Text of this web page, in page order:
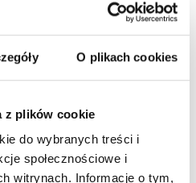
O plikach cookies
z plików cookie
do wybranych treści i
społecznościowe i
witrynach. Informacje o tym,
oferty